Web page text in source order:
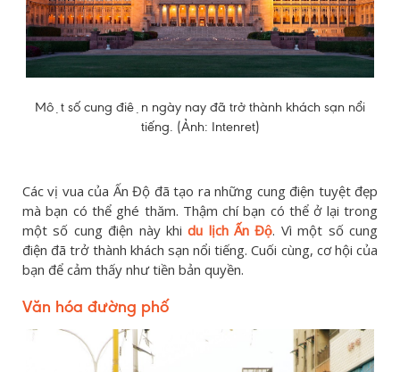
Một số cung điện ngày nay đã trở thành khách sạn nổi
tiếng. (Ảnh: Intenret)
Các vị vua của Ấn Độ đã tạo ra những cung điện tuyệt đẹp
mà bạn có thể ghé thăm. Thậm chí bạn có thể ở lại trong
một số cung điện này khidu lịch Ấn Độ. Vì một số cung
điện đã trở thành khách sạn nổi tiếng. Cuối cùng, cơ hội của
bạn để cảm thấy như tiền bản quyền.
Văn hóa đường phố